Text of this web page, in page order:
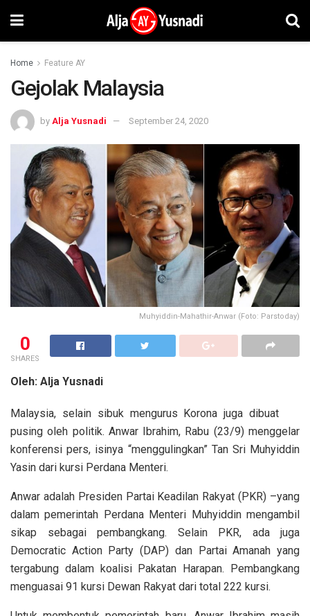
Home Feature AY
Gejolak Malaysia
by Alja Yusnadi September 24, 2020
Muhyiddin-Mahathir-Anwar (Foto: Parstoday)
0
SHARES
Oleh: Alja Yusnadi
Malaysia, selain sibuk mengurus Korona juga dibuat
pusing oleh politik. Anwar Ibrahim, Rabu (23/9) menggelar
konferensi pers, isinya “menggulingkan” Tan Sri Muhyiddin
Yasin dari kursi Perdana Menteri.
Anwar adalah Presiden Partai Keadilan Rakyat (PKR) –yang
dalam pemerintah Perdana Menteri Muhyiddin mengambil
sikap sebagai pembangkang. Selain PKR, ada juga
Democratic Action Party (DAP) dan Partai Amanah yang
tergabung dalam koalisi Pakatan Harapan. Pembangkang
menguasai 91 kursi Dewan Rakyat dari total 222 kursi.